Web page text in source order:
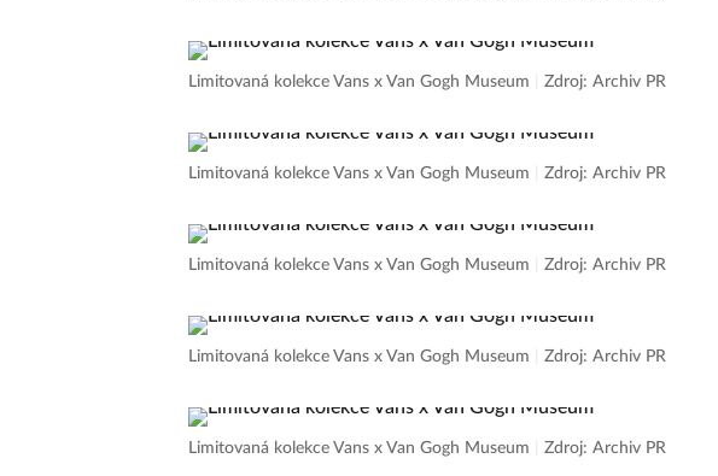
Limitovaná kolekce Vans x Van Gogh Museum Zdroj: Archiv PR
Limitovaná kolekce Vans x Van Gogh Museum Zdroj: Archiv PR
Limitovaná kolekce Vans x Van Gogh Museum Zdroj: Archiv PR
Limitovaná kolekce Vans x Van Gogh Museum Zdroj: Archiv PR
Limitovaná kolekce Vans x Van Gogh Museum Zdroj: Archiv PR